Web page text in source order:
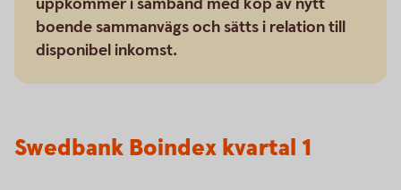
boende sammanvägs och sätts i relation till
disponibel inkomst.
Swedbank Boindex kvartal 1